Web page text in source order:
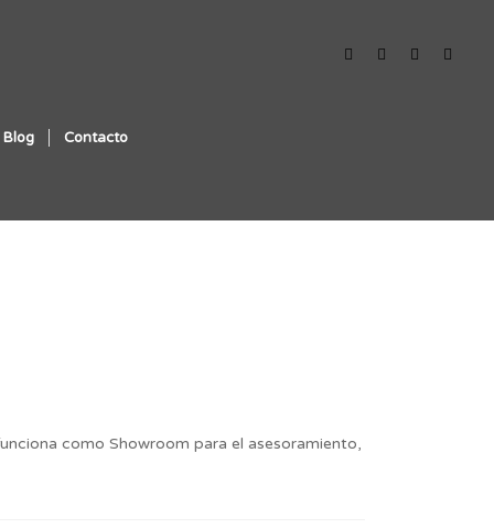
Blog Contacto
como Showroom para el asesoramiento,